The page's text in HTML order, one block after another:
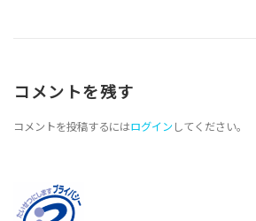
コメントを残す
コメントを投稿するにはログイン してください。